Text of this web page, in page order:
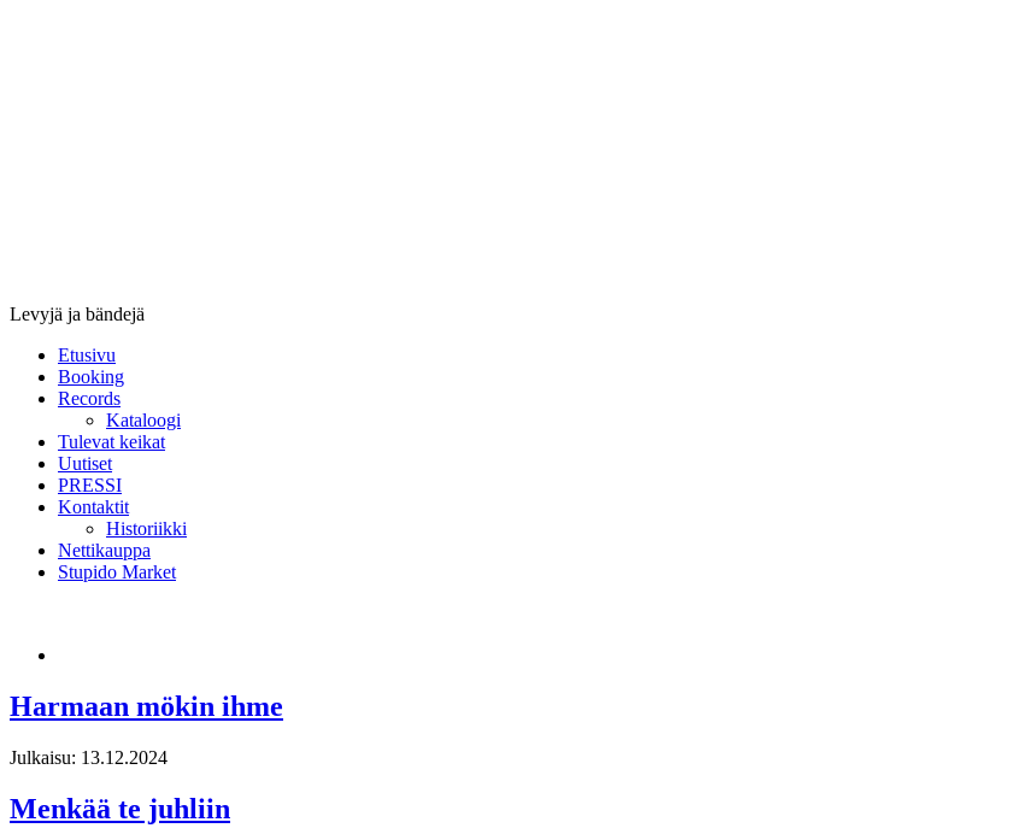
Levyjä ja bändejä
Etusivu
Booking
Records
Kataloogi
Tulevat keikat
Uutiset
PRESSI
Kontaktit
Historiikki
Nettikauppa
Stupido Market
Harmaan mökin ihme
Julkaisu: 13.12.2024
Menkää te juhliin